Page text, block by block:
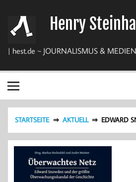
springen
Henry
| hest.de ~ JOURNALISMUS &
STARTSEITE AKTUELL EDWARD